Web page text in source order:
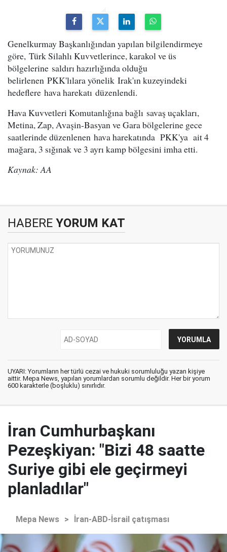
Genelkurmay Başkanlığından yapılan bilgilendirmeye
göre, Türk Silahlı Kuvvetlerince, karakol ve üs
bölgelerine saldırı hazırlığında olduğu
belirlenen PKK'lılara yönelik Irak'ın kuzeyindeki
hedeflere hava harekatı düzenlendi.
Hava Kuvvetleri Komutanlığına bağlı savaş uçakları,
Metina, Zap, Avaşin-Basyan ve Gara bölgelerine gece
saatlerinde düzenlenen hava harekatında PKK'ya ait 4
mağara, 3 sığınak ve 3 ayrı kamp bölgesini imha etti.
Kaynak: AA
HABERE YORUM KAT
UYARI: Yorumların her türlü cezai ve hukuki sorumluluğu yazan kişiye
aittir. Mepa News, yapılan yorumlardan sorumlu değildir. Her bir yorum
600 karakterle (boşluklu) sınırlıdır.
İran Cumhurbaşkanı
Pezeşkiyan: "Bizi 48 saatte
Suriye gibi ele geçirmeyi
planladılar"
Mepa News > İran-ABD-İsrail çatışması